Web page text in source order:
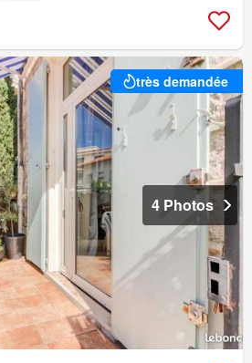
très demandée
4 Photos